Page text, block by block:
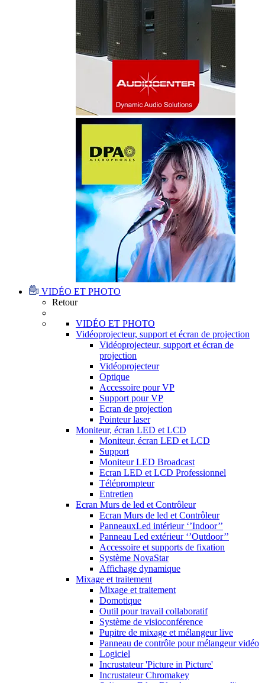
VIDÉO ET PHOTO
Retour
VIDÉO ET PHOTO
Vidéoprojecteur, support et écran de projection
Vidéoprojecteur, support et écran de
projection
Vidéoprojecteur
Optique
Accessoire pour VP
Support pour VP
Ecran de projection
Pointeur laser
Moniteur, écran LED et LCD
Moniteur, écran LED et LCD
Support
Moniteur LED Broadcast
Ecran LED et LCD Professionnel
Téléprompteur
Entretien
Ecran Murs de led et Contrôleur
Ecran Murs de led et Contrôleur
PanneauxLed intérieur ‘’Indoor’’
Panneau Led extérieur ‘’Outdoor’’
Accessoire et supports de fixation
Système NovaStar
Affichage dynamique
Mixage et traitement
Mixage et traitement
Domotique
Outil pour travail collaboratif
Système de visioconférence
Pupitre de mixage et mélangeur live
Panneau de contrôle pour mélangeur vidéo
Logiciel
Incrustateur 'Picture in Picture'
Incrustateur Chromakey